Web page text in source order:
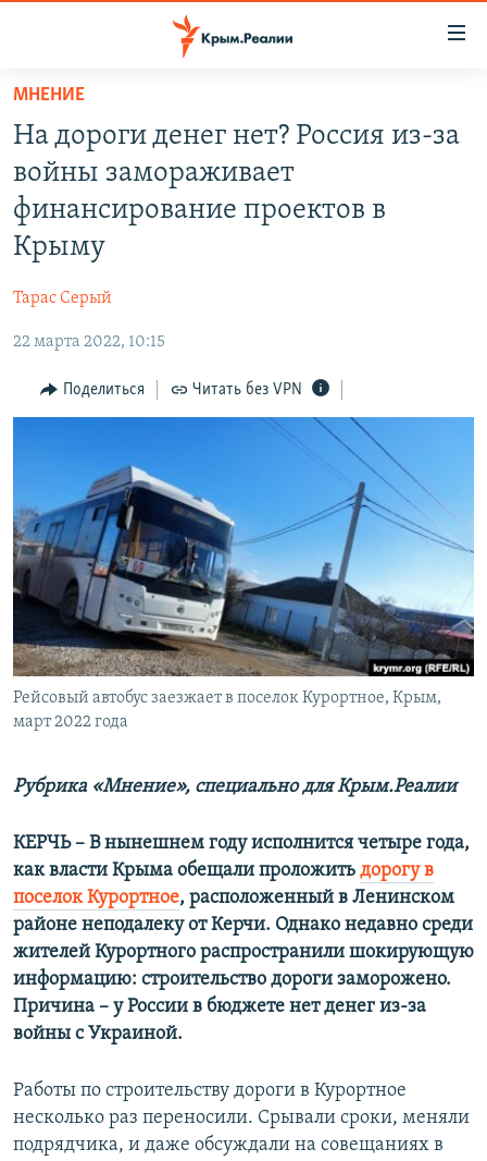
Вернуться
основному
содержанию
Вернутся
главной
Вернутся
СПЕЦПРОЕКТЫ
ВОДА
ИСТОРИЯ
ИНТЕРАКТИВ
ИНФОГРАФИКА
ТЕЛЕПРОЕКТ КРЫМ.РЕАЛИИ
ПРОПАВШИЕ БЕЗ ВЕСТИ
ПОБЕДИТЕЛЕЙ НЕ СУДЯТ?
КРЫМ.НЕПОКОРЕННЫЙ
ELIFBE
УКРАИНСКАЯ ПРОБЛЕМА КРЫМА
РАДІО СВОБОДА
КАК ОБОЙТИ БЛОКИРОВКУ
ПРИСОЕДИНЯЙТЕСЬ!
Все сайты RFE/RL
МНЕНИЕ
На дороги денег нет? Россия из-за
войны замораживает
финансирование проектов в
Крыму
Тарас Серый
22 марта 2022, 10:15
Поделиться Читать без VPN
Рейсовый автобус заезжает в поселок Курортное, Крым,
март 2022 года
Рубрика «Мнение», специально для Крым.Реалии
КЕРЧЬ – В нынешнем году исполнится четыре года,
как власти Крыма обещали проложить дорогу в
поселок Курортное, расположенный в Ленинском
районе неподалеку от Керчи. Однако недавно среди
жителей Курортного распространили шокирующую
информацию: строительство дороги заморожено.
Причина – у России в бюджете нет денег из-за
войны с Украиной.
Работы по строительству дороги в Курортное
несколько раз переносили. Срывали сроки, меняли
подрядчика, и даже обсуждали на совещаниях в